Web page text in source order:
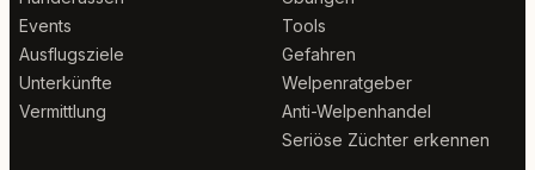
Events
Ausflugsziele
Unterkünfte
Vermittlung
Tools
Gefahren
Welpenratgeber
Anti-Welpenhandel
Seriöse Züchter erkennen